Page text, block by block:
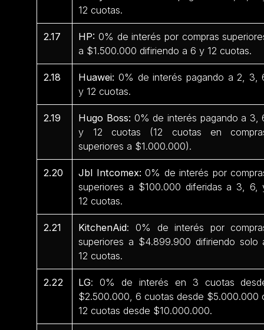
12 cuotas.
2.17 HP: 0% de interés por compras
a $1.500.000 difiriendo a 6 y 12 cuotas.
2.18 Huawei: 0% de interés pagando a 2, 3,
y 12 cuotas.
2.19 Hugo Boss: 0% de interés pagando a 3,
y 12 cuotas (12 cuotas en
superiores a $1.000.000).
2.20 Jbl Intcomex: 0% de interés por
superiores a $100.000 diferidas a 3, 6,
12 cuotas.
2.21 KitchenAid: 0% de interés por
superiores a $4.899.900 difiriendo solo
12 cuotas.
2.22 LG: 0% de interés en 3 cuotas
$2.500.000, 6 cuotas desde $5.000.000
12 cuotas desde $10.000.000.